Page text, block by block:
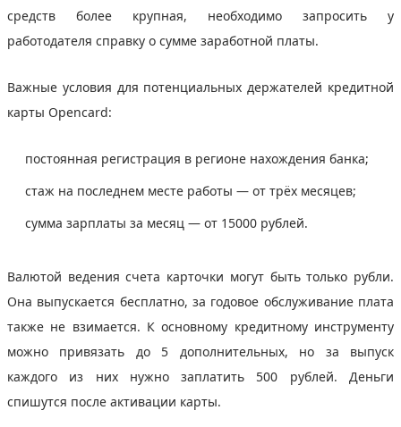
средств более крупная, необходимо запросить у
работодателя справку о сумме заработной платы.
Важные условия для потенциальных держателей кредитной
карты Opencard:
постоянная регистрация в регионе нахождения банка;
стаж на последнем месте работы — от трёх месяцев;
сумма зарплаты за месяц — от 15000 рублей.
Валютой ведения счета карточки могут быть только рубли.
Она выпускается бесплатно, за годовое обслуживание плата
также не взимается. К основному кредитному инструменту
можно привязать до 5 дополнительных, но за выпуск
каждого из них нужно заплатить 500 рублей. Деньги
спишутся после активации карты.